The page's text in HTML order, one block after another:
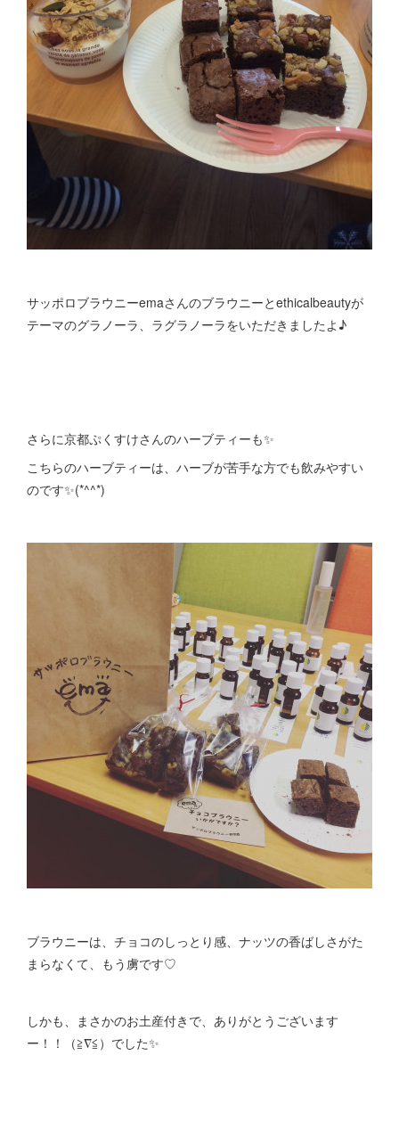
サッポロブラウニーemaさんのブラウニーとethicalbeautyが
テーマのグラノーラ、ラグラノーラをいただきましたよ♪
さらに京都ぷくすけさんのハーブティーも✨
こちらのハーブティーは、ハーブが苦手な方でも飲みやすい
のです✨(*^^*)
ブラウニーは、チョコのしっとり感、ナッツの香ばしさがた
まらなくて、もう虜です♡
しかも、まさかのお土産付きで、ありがとうございます
ー！！（≧∇≦）でした✨